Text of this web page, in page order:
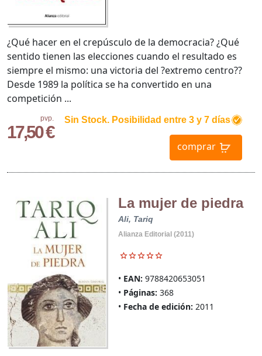
pvp.
17,50 €
Sin Stock. Posibilidad entre 3 y 7 días
comprar
¿Qué hacer en el crepúsculo de la democracia? ¿Qué
sentido tienen las elecciones cuando el resultado es
siempre el mismo: una victoria del ?extremo centro??
Desde 1989 la política se ha convertido en una
competición ...
La mujer de piedra
Ali, Tariq
Alianza Editorial (2011)
EAN: 9788420653051
Páginas: 368
Fecha de edición: 2011